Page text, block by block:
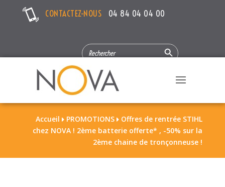
CONTACTEZ-NOUS 04 84 04 04 00
SEARCH
FOR:
Search Button
Accueil  PROMOTIONS  Offres de rentrée STIHL
chez NOVA ! 2ème batterie offerte* , -50% sur la
2ème chaine de tronçonneuse !